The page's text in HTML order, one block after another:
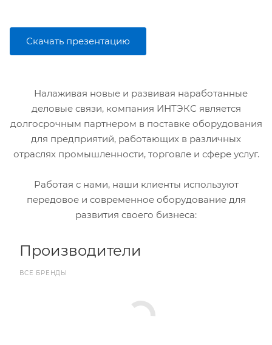
Скачать презентацию
Налаживая новые и развивая наработанные
деловые связи, компания ИНТЭКС является
долгосрочным партнером в поставке оборудования
для предприятий, работающих в различных
отраслях промышленности, торговле и сфере услуг.
Работая с нами, наши клиенты используют
передовое и современное оборудование для
развития своего бизнеса:
Производители
ВСЕ БРЕНДЫ